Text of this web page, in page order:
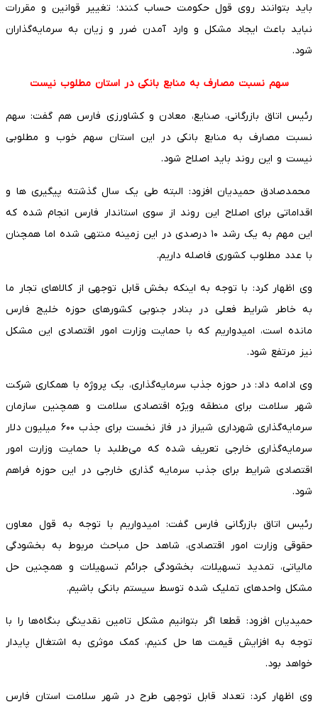
باید بتوانند روی قول حکومت حساب کنند؛ تغییر قوانین و مقررات
نباید باعث ایجاد مشکل و وارد آمدن ضرر و زیان به سرمایه‌گذاران
شود.
سهم نسبت مصارف به منابع بانکی در استان مطلوب نیست
رئیس اتاق بازرگانی، صنایع، معادن و کشاورزی فارس هم گفت: سهم
نسبت مصارف به منابع بانکی در این استان سهم خوب و مطلوبی
نیست و این روند باید اصلاح شود.
محمدصادق حمیدیان افزود: البته طی یک سال گذشته پیگیری ها و
اقداماتی برای اصلاح این روند از سوی استاندار فارس انجام شده که
این مهم به یک رشد ۱۰ درصدی در این زمینه منتهی شده اما همچنان
با عدد مطلوب کشوری فاصله داریم.
وی اظهار کرد: با توجه به اینکه بخش قابل توجهی از کالاهای تجار ما
به خاطر شرایط فعلی در بنادر جنوبی کشورهای حوزه خلیج فارس
مانده است، امیدواریم که با حمایت وزارت امور اقتصادی این مشکل
نیز مرتفع شود.
وی ادامه داد: در حوزه جذب سرمایه‌گذاری، یک پروژه با همکاری شرکت
شهر سلامت برای منطقه ویژه اقتصادی سلامت و همچنین سازمان
سرمایه‌گذاری شهرداری شیراز در فاز نخست برای جذب ۶۰۰ میلیون دلار
سرمایه‌گذاری خارجی تعریف شده که می‌طلبد با حمایت وزارت امور
اقتصادی شرایط برای جذب سرمایه گذاری خارجی در این حوزه فراهم
شود.
رئیس اتاق بازرگانی فارس گفت: امیدواریم با توجه به قول معاون
حقوقی وزارت امور اقتصادی، شاهد حل مباحث مربوط به بخشودگی
مالیاتی، تمدید تسهیلات، بخشودگی جرائم تسهیلات و همچنین حل
مشکل واحدهای تملیک شده توسط سیستم بانکی باشیم.
حمیدیان افزود: قطعا اگر بتوانیم مشکل تامین نقدینگی بنگاه‌ها را با
توجه به افزایش قیمت ها حل کنیم، کمک موثری به اشتغال پایدار
خواهد بود.
وی اظهار کرد: تعداد قابل توجهی طرح در شهر سلامت استان فارس